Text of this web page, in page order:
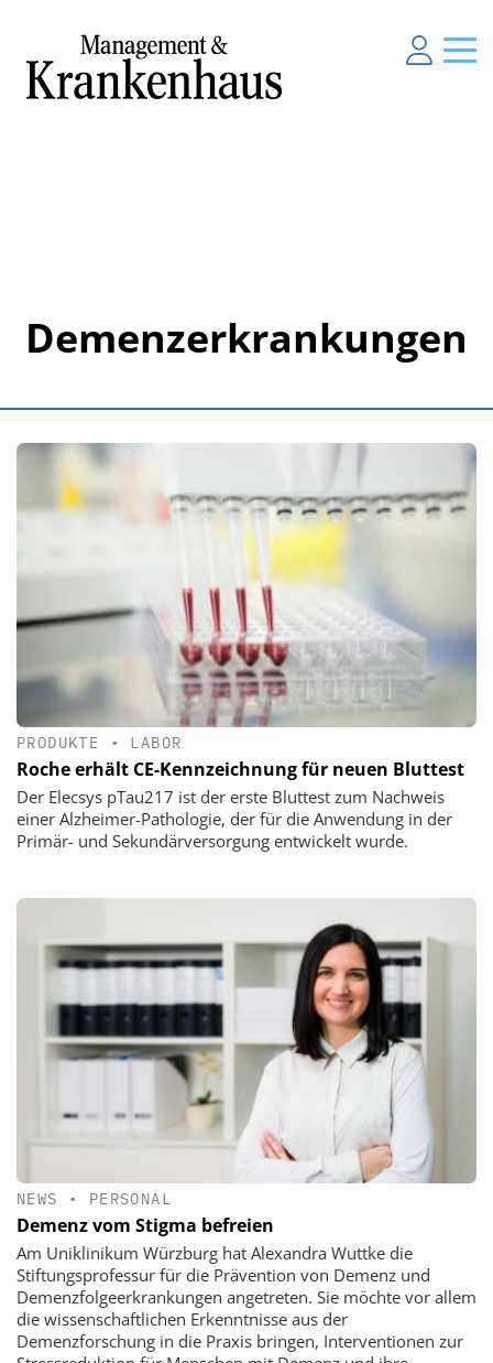
Demenzerkrankungen
PRODUKTE • LABOR
Roche erhält CE-Kennzeichnung für neuen Bluttest
Der Elecsys pTau217 ist der erste Bluttest zum Nachweis
einer Alzheimer-Pathologie, der für die Anwendung in der
Primär- und Sekundärversorgung entwickelt wurde.
NEWS • PERSONAL
Demenz vom Stigma befreien
Am Uniklinikum Würzburg hat Alexandra Wuttke die
Stiftungsprofessur für die Prävention von Demenz und
Demenzfolgeerkrankungen angetreten. Sie möchte vor allem
die wissenschaftlichen Erkenntnisse aus der
Demenzforschung in die Praxis bringen, Interventionen zur